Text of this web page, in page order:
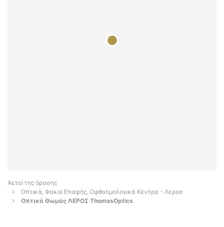
Αετοί της όρασης
Οπτικά, Φακοί Επαφής, Οφθαλμολογικά Κέντρα - Λεροσ
Οπτικά Θωμάς ΛΕΡΟΣ ThomasOptics